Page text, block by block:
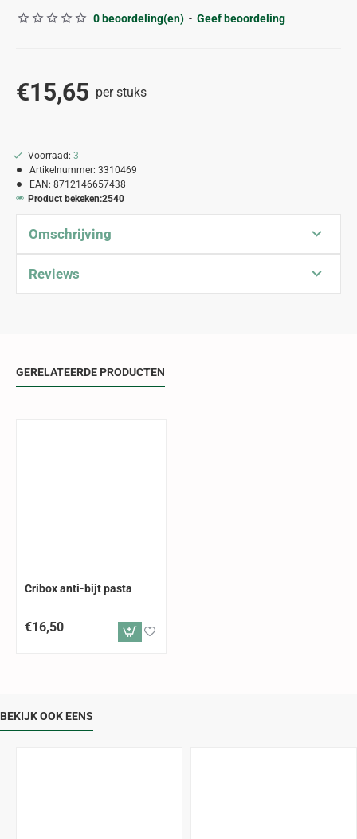
0 beoordeling(en) - Geef beoordeling
€15,65 per stuks
Voorraad: 3
Artikelnummer: 3310469
EAN: 8712146657438
Product bekeken:2540
Omschrijving
Reviews
GERELATEERDE PRODUCTEN
Cribox anti-bijt pasta
€16,50
BEKIJK OOK EENS